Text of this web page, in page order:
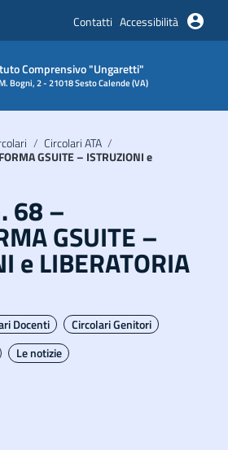
Contatti Accessibilità
Comprensivo "Ungaretti"
Bogni, 2 - 21018 Sesto Calende (VA)
/ Circolari ATA /
GSUITE – ISTRUZIONI e
68 –
GSUITE –
e LIBERATORIA
Docenti
Circolari Genitori
Le notizie